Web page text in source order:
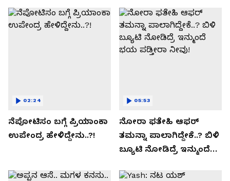
ನೆಪೋಟಿಸಂ ಬಗ್ಗೆ ಪ್ರಿಯಾಂಕಾ
ಉಪೇಂದ್ರ ಹೇಳಿದ್ದೇನು..?!
02:24
ನೋರಾ ಫತೇಹಿ ಆಫರ್​
ತಮನ್ನಾ ಪಾಲಾಗಿದ್ದೇಕೆ..? ಬಿಳಿ
ಬ್ಯೂಟಿ ನೋಡಿದ್ರೆ ಇನ್ಮುಂದೆ
05:53